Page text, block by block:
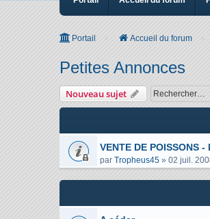
Portail Accueil du forum
Petites Annonces
Nouveau sujet
VENTE DE POISSONS
par Tropheus45 » 02 juil.